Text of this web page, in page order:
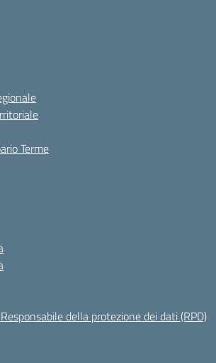
Terme
della protezione dei dati (RPD)